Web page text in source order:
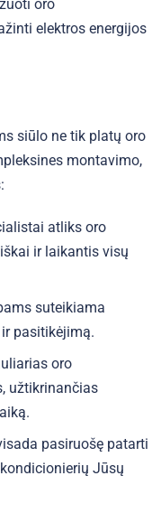
oro
elektros energijos
siūlo ne tik platų oro
montavimo,
atliks oro
ir laikantis visų
suteikiama
pasitikėjimą.
oro
užtikrinančias
pasiruošę patarti
Jūsų